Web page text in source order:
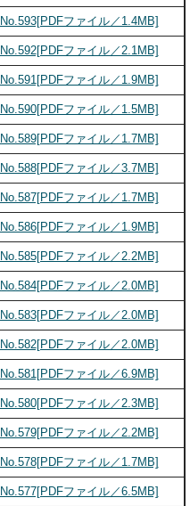
No.593[PDFファイル／1.4MB]
No.592[PDFファイル／2.1MB]
No.591[PDFファイル／1.9MB]
No.590[PDFファイル／1.5MB]
No.589[PDFファイル／1.7MB]
No.588[PDFファイル／3.7MB]
No.587[PDFファイル／1.7MB]
No.586[PDFファイル／1.9MB]
No.585[PDFファイル／2.2MB]
No.584[PDFファイル／2.0MB]
No.583[PDFファイル／2.0MB]
No.582[PDFファイル／2.0MB]
No.581[PDFファイル／6.9MB]
No.580[PDFファイル／2.3MB]
No.579[PDFファイル／2.2MB]
No.578[PDFファイル／1.7MB]
No.577[PDFファイル／6.5MB]